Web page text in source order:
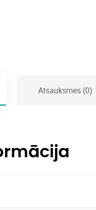
Atsauksmes (0)